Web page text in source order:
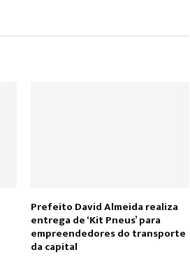
Prefeito David Almeida realiza
entrega de ‘Kit Pneus’ para
empreendedores do transporte
da capital